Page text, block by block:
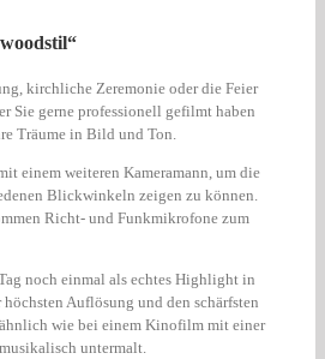
kirchliche Zeremonie oder die Feier
Sie gerne professionell gefilmt haben
Träume in Bild und Ton.
einem weiteren Kameramann, um die
Blickwinkeln zeigen zu können.
Richt- und Funkmikrofone zum
noch einmal als echtes Highlight in
höchsten Auflösung und den schärfsten
wie bei einem Kinofilm mit einer
untermalt.